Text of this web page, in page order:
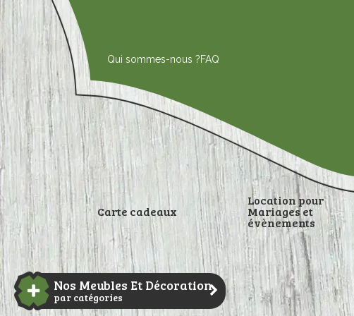
Aller
contenu
Qui sommes-nous ?FAQ
Carte cadeaux
Location pour
Mariages et
évènements
Nos Meubles Et Décoration
par catégories DÉCORATION